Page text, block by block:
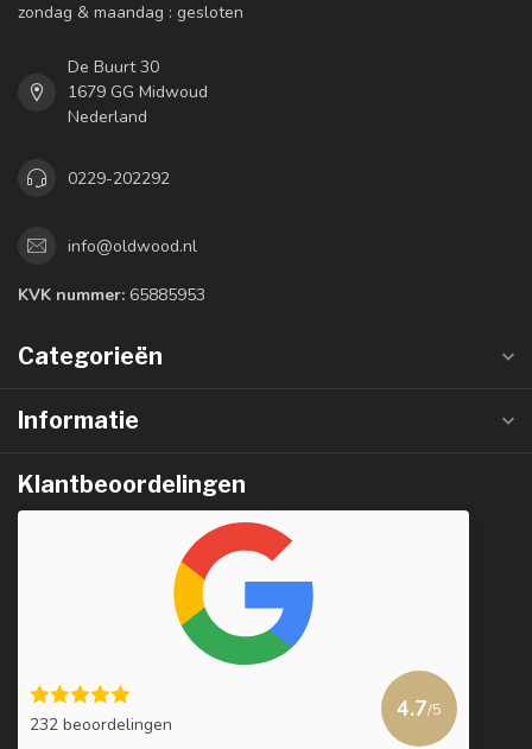
zondag & maandag : gesloten
De Buurt 30
1679 GG Midwoud
Nederland
0229-202292
info@oldwood.nl
KVK nummer: 65885953
Categorieën
Informatie
Klantbeoordelingen
232 beoordelingen
4.7/5